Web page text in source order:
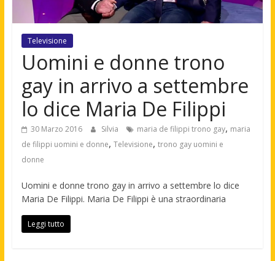
Televisione
Uomini e donne trono
gay in arrivo a settembre
lo dice Maria De Filippi
30 Marzo 2016 Silvia maria de filippi trono gay, maria
de filippi uomini e donne, Televisione, trono gay uomini e
donne
Uomini e donne trono gay in arrivo a settembre lo dice
Maria De Filippi. Maria De Filippi è una straordinaria
Leggi tutto